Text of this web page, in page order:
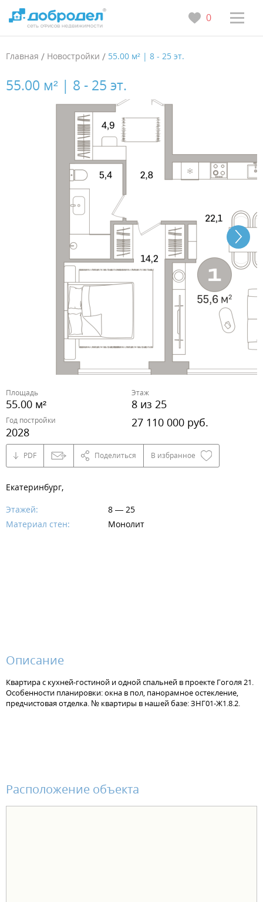
0
Главная / Новостройки / 55.00 м² | 8 - 25 эт.
55.00 м² | 8 - 25 эт.
Площадь
55.00 м²
Этаж
8 из 25
Год постройки
2028
27 110 000 руб.
PDF Поделиться В избранное
Екатеринбург,
Этажей:
8 — 25
Материал стен:
Монолит
Описание
Квартира с кухней-гостиной и одной спальней в проекте Гоголя 21.
Особенности планировки: окна в пол, панорамное остекление,
предчистовая отделка. № квартиры в нашей базе: ЗНГ01-Ж1.8.2.
Расположение объекта